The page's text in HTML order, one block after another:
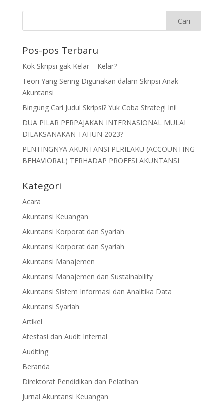
Pos-pos Terbaru
Kok Skripsi gak Kelar – Kelar?
Teori Yang Sering Digunakan dalam Skripsi Anak
Akuntansi
Bingung Cari Judul Skripsi? Yuk Coba Strategi Ini!
DUA PILAR PERPAJAKAN INTERNASIONAL MULAI
DILAKSANAKAN TAHUN 2023?
PENTINGNYA AKUNTANSI PERILAKU (ACCOUNTING
BEHAVIORAL) TERHADAP PROFESI AKUNTANSI
Kategori
Acara
Akuntansi Keuangan
Akuntansi Korporat dan Syariah
Akuntansi Korporat dan Syariah
Akuntansi Manajemen
Akuntansi Manajemen dan Sustainability
Akuntansi Sistem Informasi dan Analitika Data
Akuntansi Syariah
Artikel
Atestasi dan Audit Internal
Auditing
Beranda
Direktorat Pendidikan dan Pelatihan
Jurnal Akuntansi Keuangan